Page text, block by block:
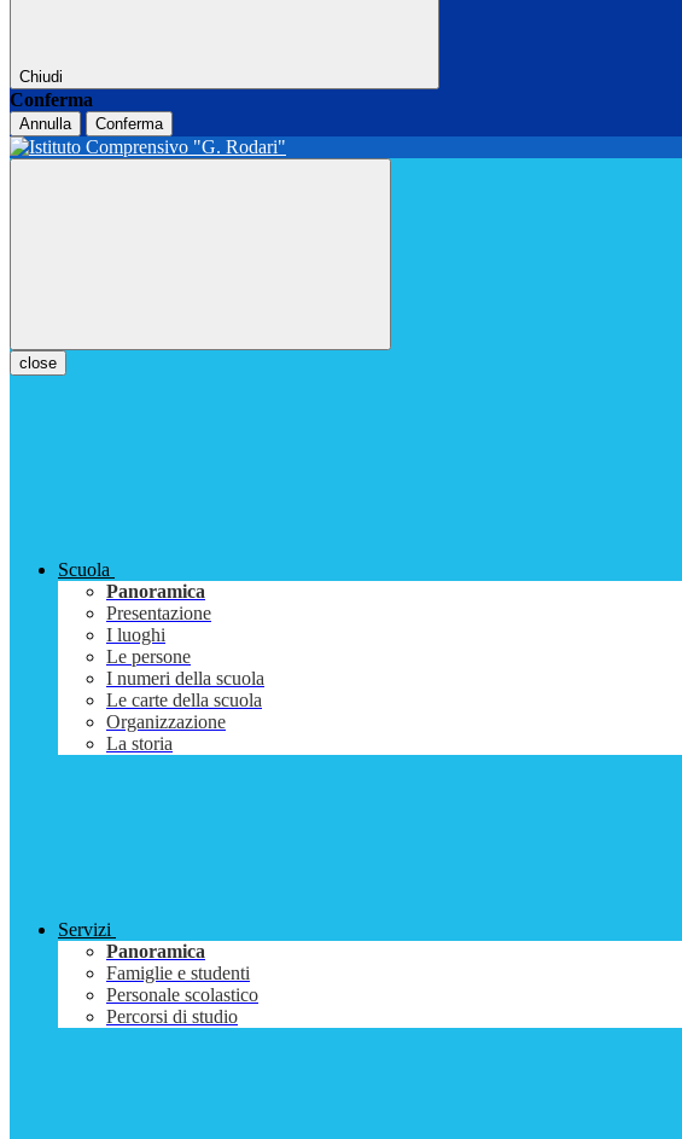
Chiudi
Conferma
Annulla Conferma
close
Scuola
Panoramica
Presentazione
I luoghi
Le persone
I numeri della scuola
Le carte della scuola
Organizzazione
La storia
Servizi
Panoramica
Famiglie e studenti
Personale scolastico
Percorsi di studio